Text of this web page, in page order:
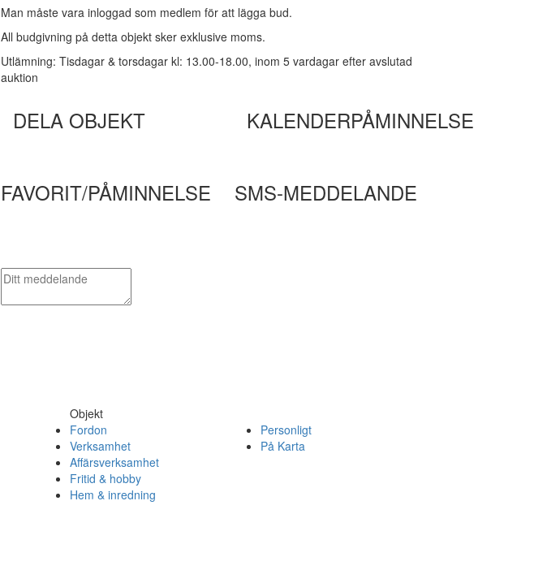
Man måste vara inloggad som medlem för att lägga bud.
All budgivning på detta objekt sker exklusive moms.
Utlämning: Tisdagar & torsdagar kl: 13.00-18.00, inom 5 vardagar efter avslutad
auktion
DELA OBJEKT KALENDERPÅMINNELSE
FAVORIT/PÅMINNELSE SMS-MEDDELANDE
Objekt
Fordon
Verksamhet
Affärsverksamhet
Fritid & hobby
Hem & inredning
Personligt
På Karta